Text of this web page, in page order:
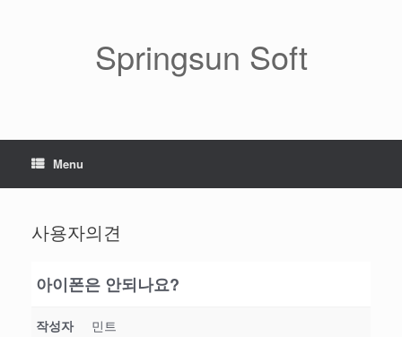
Springsun Soft
Menu
사용자의견
아이폰은 안되나요?
작성자 민트